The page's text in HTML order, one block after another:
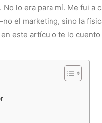
lo era para mí. Me fui a
el marketing, sino la
este artículo te lo